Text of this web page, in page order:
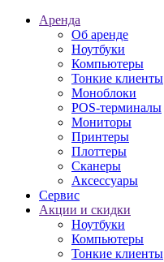
Аренда
Об аренде
Ноутбуки
Компьютеры
Тонкие клиенты
Моноблоки
POS-терминалы
Мониторы
Принтеры
Плоттеры
Сканеры
Аксессуары
Сервис
Акции и скидки
Ноутбуки
Компьютеры
Тонкие клиенты